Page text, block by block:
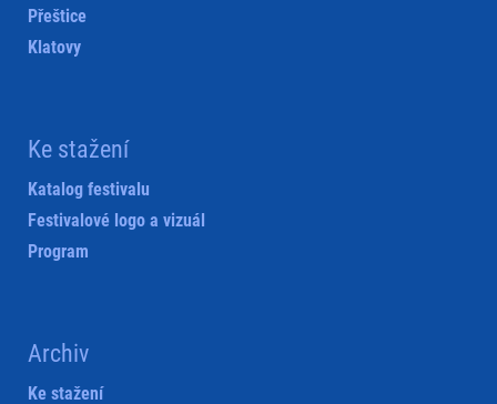
Přeštice
Klatovy
Ke stažení
Katalog festivalu
Festivalové logo a vizuál
Program
Archiv
Ke stažení